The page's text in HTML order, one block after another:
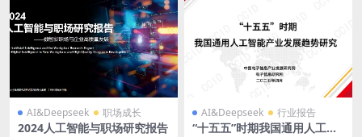
AI&Deepseek 职场成长
2024人工智能与职场研究报告
AI&Deepseek 行业报告
“十五五”时期我国通用人工智